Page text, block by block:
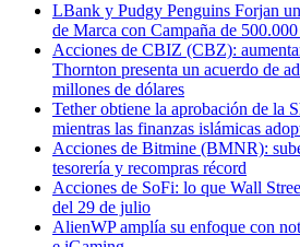
LBank y Pudgy Penguins Forjan
de Marca con Campaña de
Acciones de CBIZ (CBZ):
Thornton presenta un acuerdo de
millones de dólares
Tether obtiene la aprobación de la
mientras las finanzas islámicas
Acciones de Bitmine (BMNR):
tesorería y recompras récord
Acciones de SoFi: lo que Wall
del 29 de julio
AlienWP amplía su enfoque con